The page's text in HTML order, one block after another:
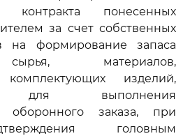
контракта понесенных
за счет собственных
на формирование запаса
материалов,
комплектующих изделий,
для выполнения
оборонного заказа, при
головным